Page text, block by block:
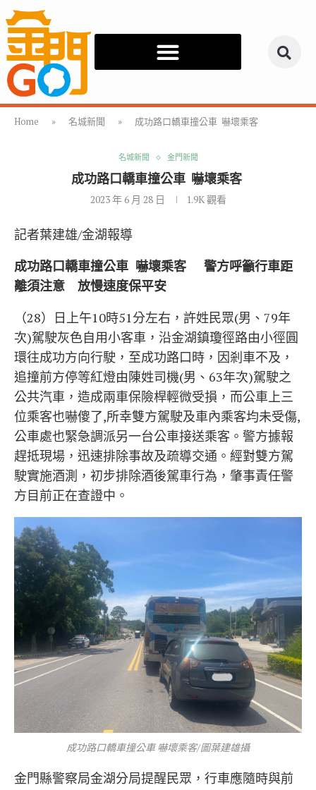
Home » 名城新聞 » 成功路口轎車撞公車 嚇壞乘客
名城新聞 金門新聞
成功路口轎車撞公車 嚇壞乘客
2023 年 6 月 28 日 1.9K觀看
記者葉建雄/金湖報導
成功路口轎車撞公車 嚇壞乘客 警方呼籲行車距
離須注意 放慢速度保平安
（28）日上午10時51分左右，許姓民眾(男、79年
次)駕駛灰色自用小客車，沿金湖鎮瓊徑路由小徑圓
環往成功方向行駛，至成功路口時，因剎車不及，
追撞前方停等紅燈由陳姓司機(男、63年次)駕駛之
公共汽車，造成兩車保險桿輕微受損，而公車上三
位乘客也嚇傻了,所幸雙方駕駛及車內乘客均未受傷,
公車處也緊急調派另一台公車接送乘客。警方據報
趕抵現場，迅速排除事故及疏導交通。經對雙方駕
駛實施酒測，初步排除酒後駕車行為，肇事責任警
方目前正在查證中。
成功路口轎車撞公車 嚇壞乘客/圖葉建雄攝
金門縣警察局金湖分局提醒民眾，行車應隨時與前